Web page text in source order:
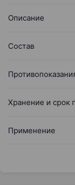
Описание
Состав
Хранение и срок
Применение